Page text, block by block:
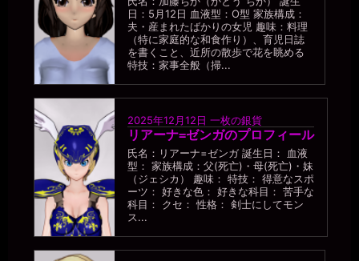
日：5月12日 血液型：O型 家族構成：
夫・産まれたばかりの女児 趣味：料理
（特に家庭的な和食作り）、育児日誌
を書くこと、近所の散歩で花を眺める
特技：家事全般（掃...
2025年12月12日 一枚の銀貨
リアーナ=ゼンガのプロフィール
氏名：リアーナ=ゼンガ 誕生日： 血液
型： 家族構成：父(死亡)・母(死亡)・妹
（ジェシカ） 趣味： 特技： 得意なスポ
ーツ： 好きな色： 好きな科目： 苦手な
科目： クセ： 性格： 剣士にしてモン
ス...